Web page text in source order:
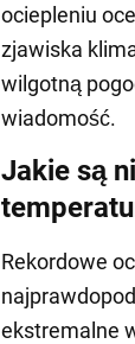
ociepleniu
zjawiska
wilgotną
wiadomość.
Jakie są
Rekordowe
ekstremalne